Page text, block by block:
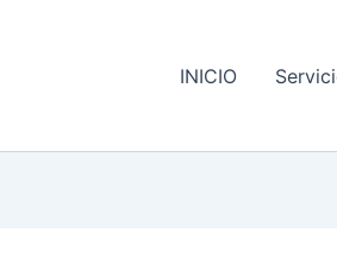
INICIO